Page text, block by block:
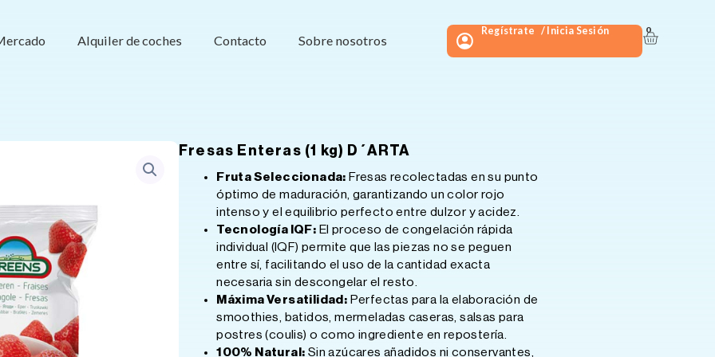
Alquiler de coches Contacto Sobre nosotros
Regístrate / Inicia Sesión 0
Carrito
Fresas Enteras (1 kg) D´ARTA
Fruta Seleccionada: Fresas recolectadas en su punto
óptimo de maduración, garantizando un color rojo
intenso y el equilibrio perfecto entre dulzor y acidez.
Tecnología IQF: El proceso de congelación rápida
individual (IQF) permite que las piezas no se peguen
entre sí, facilitando el uso de la cantidad exacta
necesaria sin descongelar el resto.
Máxima Versatilidad: Perfectas para la elaboración de
smoothies, batidos, mermeladas caseras, salsas para
postres (coulis) o como ingrediente en repostería.
100% Natural: Sin azúcares añadidos ni conservantes,